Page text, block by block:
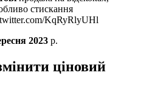
стискання
KqRyRlyUHl
2023 р.
ціновий